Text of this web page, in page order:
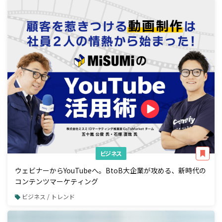
ビジネス
ウェビナーからYouTubeへ。BtoB大企業が攻める、新時代の
コンテンツマーケティング
ビジネス / トレンド